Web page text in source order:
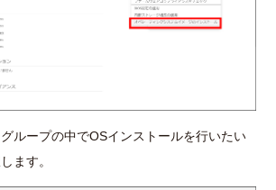
ループの中でOSインストールを行いたい
ます。